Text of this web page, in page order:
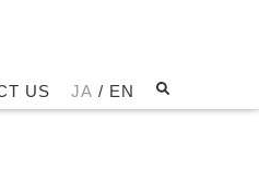
US / EN
JA